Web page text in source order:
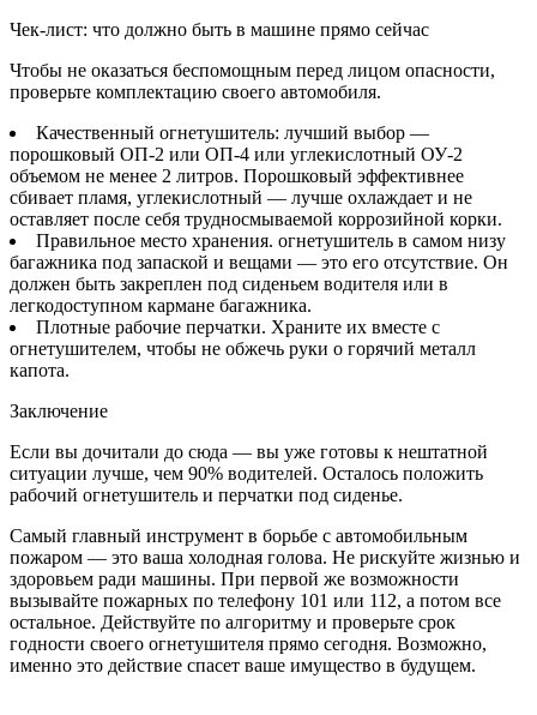
Чек-лист: что должно быть в машине прямо сейчас
Чтобы не оказаться беспомощным перед лицом опасности,
проверьте комплектацию своего автомобиля.
Качественный огнетушитель: лучший выбор —
порошковый ОП-2 или ОП-4 или углекислотный ОУ-2
объемом не менее 2 литров. Порошковый эффективнее
сбивает пламя, углекислотный — лучше охлаждает и не
оставляет после себя трудносмываемой коррозийной корки.
Правильное место хранения. огнетушитель в самом низу
багажника под запаской и вещами — это его отсутствие. Он
должен быть закреплен под сиденьем водителя или в
легкодоступном кармане багажника.
Плотные рабочие перчатки. Храните их вместе с
огнетушителем, чтобы не обжечь руки о горячий металл
капота.
Заключение
Если вы дочитали до сюда — вы уже готовы к нештатной
ситуации лучше, чем 90% водителей. Осталось положить
рабочий огнетушитель и перчатки под сиденье.
Самый главный инструмент в борьбе с автомобильным
пожаром — это ваша холодная голова. Не рискуйте жизнью и
здоровьем ради машины. При первой же возможности
вызывайте пожарных по телефону 101 или 112, а потом все
остальное. Действуйте по алгоритму и проверьте срок
годности своего огнетушителя прямо сегодня. Возможно,
именно это действие спасет ваше имущество в будущем.